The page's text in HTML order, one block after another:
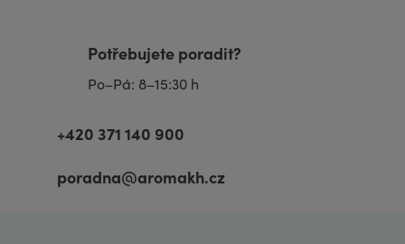
Potřebujete poradit?
Po–Pá: 8–15:30 h
+420 371 140 900
poradna@aromakh.cz